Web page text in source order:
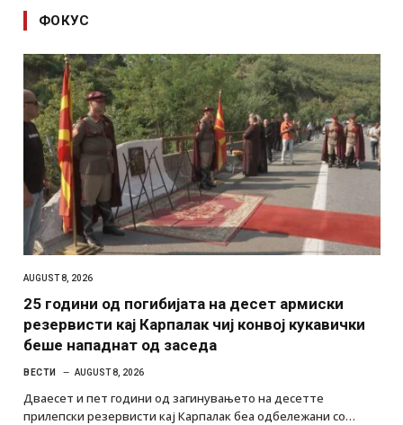
ФОКУС
AUGUST 8, 2026
25 години од погибијата на десет армиски
резервисти кај Карпалак чиј конвој кукавички
беше нападнат од заседа
ВЕСТИ AUGUST 8, 2026
Дваесет и пет години од загинувањето на десетте
прилепски резервисти кај Карпалак беа одбележани со…